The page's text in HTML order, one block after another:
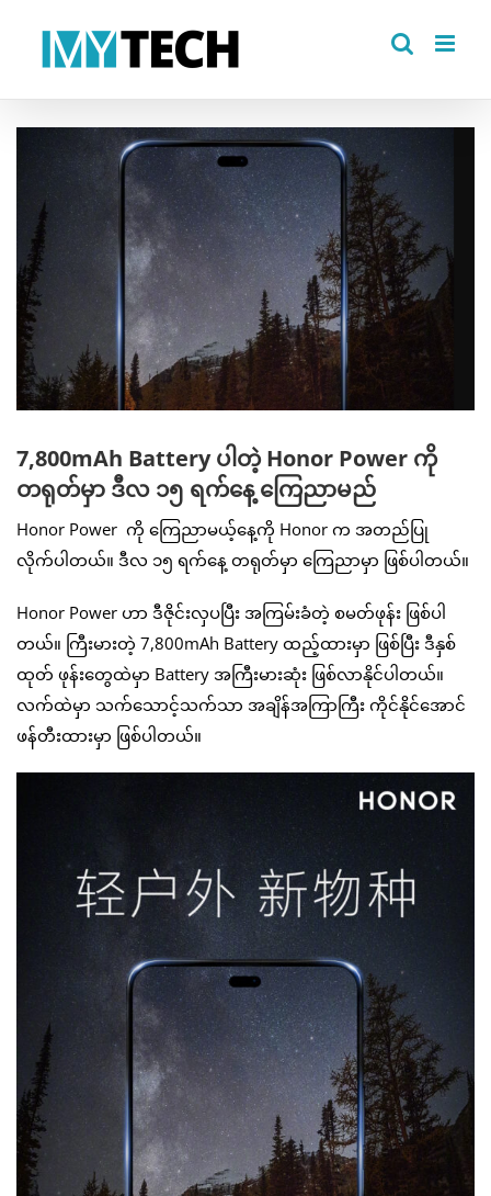
Image
7,800mAh Battery ပါတဲ့ Honor Power ကို
တရုတ်မှာ ဒီလ ၁၅ ရက်နေ့ ကြေညာမည်
Honor Power ကို ကြေညာမယ့်နေ့ကို Honor က အတည်ပြု
လိုက်ပါတယ်။ ဒီလ ၁၅ ရက်နေ့ တရုတ်မှာ ကြေညာမှာ ဖြစ်ပါတယ်။
Honor Power ဟာ ဒီဇိုင်းလှပပြီး အကြမ်းခံတဲ့ စမတ်ဖုန်း ဖြစ်ပါ
တယ်။ ကြီးမားတဲ့ 7,800mAh Battery ထည့်ထားမှာ ဖြစ်ပြီး ဒီနှစ်
ထုတ် ဖုန်းတွေထဲမှာ Battery အကြီးမားဆုံး ဖြစ်လာနိုင်ပါတယ်။
လက်ထဲမှာ သက်သောင့်သက်သာ အချိန်အကြာကြီး ကိုင်နိုင်အောင်
ဖန်တီးထားမှာ ဖြစ်ပါတယ်။